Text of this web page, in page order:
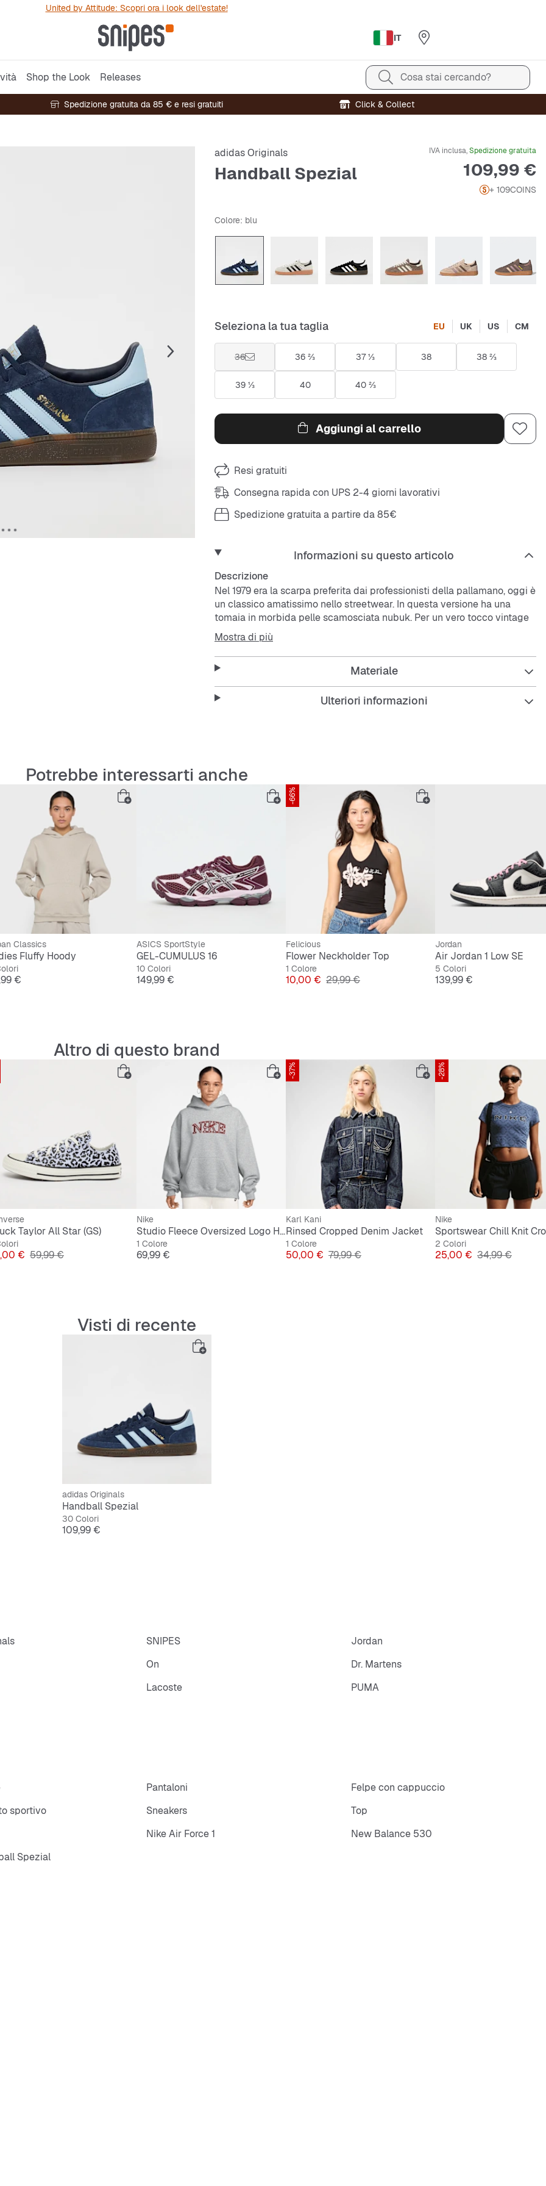
United by Attitude: Scopri ora i look dell'estate!
IT
Shop the Look Releases Cosa stai cercando?
Spedizione gratuita da 85 € e resi gratuiti Click & Collect
adidas Originals
Handball Spezial
IVA inclusa,Spedizione gratuita
Prezzo
109,99 €
+ 109COINS
Colore: blu
Seleziona la tua taglia EU UK US CM
36 36 ⅔ 37 ⅓ 38 38 ⅔
39 ⅓ 40 40 ⅔
Aggiungi al carrello
Resi gratuiti
Consegna rapida con UPS 2-4 giorni lavorativi
Spedizione gratuita a partire da 85€
Informazioni su questo articolo
Descrizione
Nel 1979 era la scarpa preferita dai professionisti della pallamano, oggi è
un classico amatissimo nello streetwear. In questa versione ha una
tomaia in morbida pelle scamosciata nubuk. Per un vero tocco vintage
non può mancare la suola esterna morbida in gomma naturale.
Features:
Tomaia in pelle di maiale nubuk
Suola esterna in gomma naturale
Plantare OrthoLite® per comfort e ammortizzazione ottimale
Sensazione di morbidezza durante l’uso
Mostra di più
Materiale
Ulteriori informazioni
Potrebbe interessarti anche
Classics
Fluffy Hoody
€
ASICS SportStyle
GEL-CUMULUS 16
10 Colori
Prezzo
149,99 €
-66%
Felicious
Flower Neckholder Top
1 Colore
Prezzo
10,00 € Prezzo originale
29,99 €
Jordan
Air Jordan 1 Low SE
5 Colori
Prezzo
139,99 €
Altro di questo brand
Taylor All Star (GS)
€ Prezzo originale
59,99 €
Nike
Studio Fleece Oversized Logo Hoodie
1 Colore
Prezzo
69,99 €
-37%
Karl Kani
Rinsed Cropped Denim Jacket
1 Colore
Prezzo
50,00 € Prezzo originale
79,99 €
-28%
Nike
2 Colori
Prezzo
25,00 € Prezzo
34,99 €
Visti di recente
adidas Originals
Handball Spezial
30 Colori
Prezzo
109,99 €
SNIPES
Jordan
On
Dr. Martens
Lacoste
PUMA
Pantaloni
Felpe con cappuccio
sportivo
Sneakers
Top
Nike Air Force 1
New Balance 530
Spezial